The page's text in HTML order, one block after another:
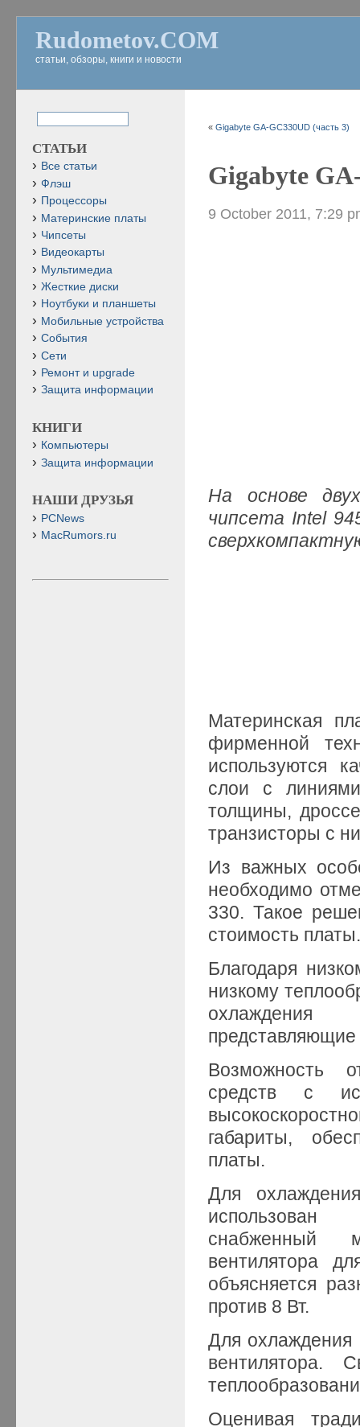
Rudometov.COM
статьи, обзоры, книги и новости
«Gigabyte GA-GC330UD (часть 3)
Gigabyte
9 October 2011, 7:29
На основе
чипсета Intel
Материнская
фирменной
используются
слои с
толщины,
транзисторы с
Из важных
необходимо
330. Такое
стоимость
Благодаря
низкому
охлаждения
представляющие
Возможность
средств с
габариты,
платы.
Для
использован
снабженный
вентилятора
объясняется
против 8 Вт.
Для охлаждения
вентилятора.
Оценивая
СТАТЬИ
Все статьи
Флэш
Процессоры
Материнские платы
Чипсеты
Видеокарты
Мультимедиа
Жесткие диски
Ноутбуки и планшеты
Мобильные устройства
События
Сети
Ремонт и upgrade
Защита информации
КНИГИ
Компьютеры
Защита информации
НАШИ ДРУЗЬЯ
PCNews
MacRumors.ru